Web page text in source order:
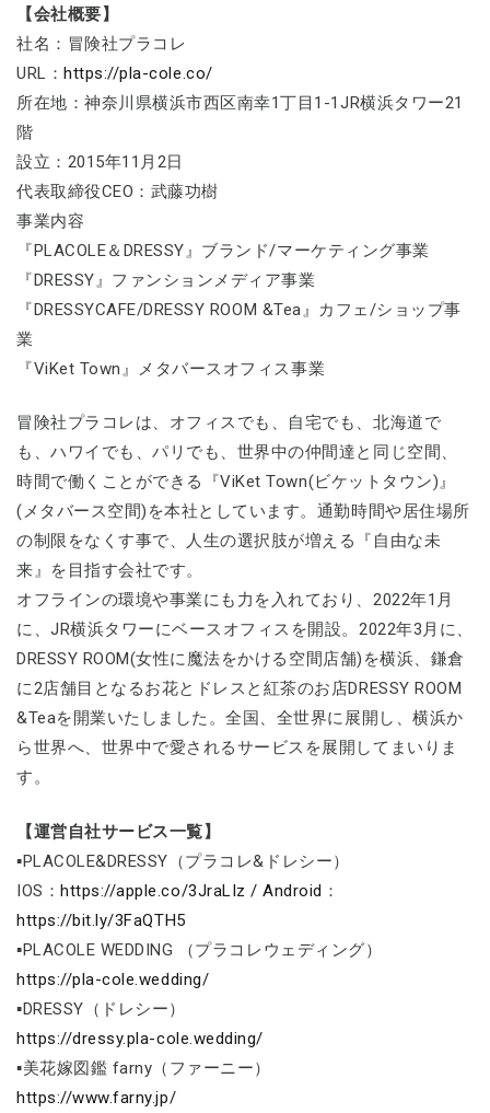
【会社概要】
社名：冒険社プラコレ
URL：https://pla-cole.co/
所在地：神奈川県横浜市西区南幸1丁目1-1JR横浜タワー21
階
設立：2015年11月2日
代表取締役CEO：武藤功樹
事業内容
『PLACOLE＆DRESSY』ブランド/マーケティング事業
『DRESSY』ファンションメディア事業
『DRESSYCAFE/DRESSY ROOM &Tea』カフェ/ショップ事
業
『ViKet Town』メタバースオフィス事業
冒険社プラコレは、オフィスでも、自宅でも、北海道で
も、ハワイでも、パリでも、世界中の仲間達と同じ空間、
時間で働くことができる『ViKet Town(ビケットタウン)』
(メタバース空間)を本社としています。通勤時間や居住場所
の制限をなくす事で、人生の選択肢が増える『自由な未
来』を目指す会社です。
オフラインの環境や事業にも力を入れており、2022年1月
に、JR横浜タワーにベースオフィスを開設。2022年3月に、
DRESSY ROOM(女性に魔法をかける空間店舗)を横浜、鎌倉
に2店舗目となるお花とドレスと紅茶のお店DRESSY ROOM
&Teaを開業いたしました。全国、全世界に展開し、横浜か
ら世界へ、世界中で愛されるサービスを展開してまいりま
す。
【運営自社サービス一覧】
▪PLACOLE&DRESSY（プラコレ&ドレシー）
IOS：https://apple.co/3JraLIz / Android ：
https://bit.ly/3FaQTH5
▪PLACOLE WEDDING （プラコレウェディング）
https://pla-cole.wedding/
▪DRESSY（ドレシー）
https://dressy.pla-cole.wedding/
▪美花嫁図鑑 farny（ファーニー）
https://www.farny.jp/